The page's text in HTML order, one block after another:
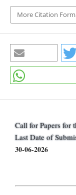
More Citation
Call for Papers for
Last Date of
30-06-2026